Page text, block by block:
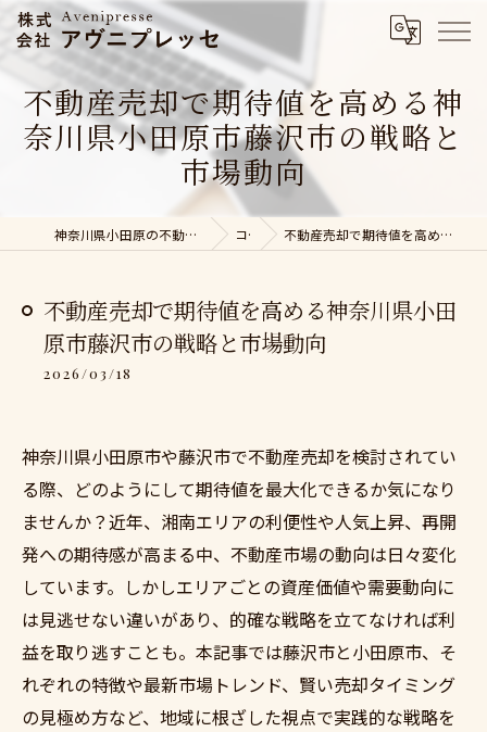
不動産売却で期待値を高める神
奈川県小田原市藤沢市の戦略と
市場動向
神奈川県小田原の不動産売却なら株式会社アヴニプレッセ コラム 不動産売却で期待値を高める神奈川県小田原市藤沢市の戦略と市場動向
不動産売却で期待値を高める神奈川県小田
原市藤沢市の戦略と市場動向
2026/03/18
神奈川県小田原市や藤沢市で不動産売却を検討されてい
る際、どのようにして期待値を最大化できるか気になり
ませんか？近年、湘南エリアの利便性や人気上昇、再開
発への期待感が高まる中、不動産市場の動向は日々変化
しています。しかしエリアごとの資産価値や需要動向に
は見逃せない違いがあり、的確な戦略を立てなければ利
益を取り逃すことも。本記事では藤沢市と小田原市、そ
れぞれの特徴や最新市場トレンド、賢い売却タイミング
の見極め方など、地域に根ざした視点で実践的な戦略を